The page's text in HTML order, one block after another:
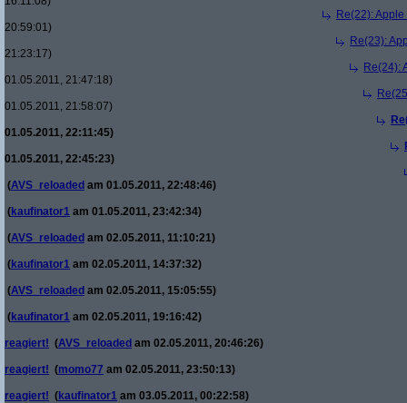
Re(22):
20:59:01)
Re(23):
21:23:17)
Re(24):
01.05.2011, 21:47:18)
01.05.2011, 21:58:07)
01.05.2011, 22:11:45)
01.05.2011, 22:45:23)
(AVS_reloaded am 01.05.2011, 22:48:46)
(kaufinator1 am 01.05.2011, 23:42:34)
(AVS_reloaded am 02.05.2011, 11:10:21)
(kaufinator1 am 02.05.2011, 14:37:32)
(AVS_reloaded am 02.05.2011, 15:05:55)
(kaufinator1 am 02.05.2011, 19:16:42)
reagiert! (AVS_reloaded am 02.05.2011, 20:46:26)
reagiert! (momo77 am 02.05.2011, 23:50:13)
reagiert! (kaufinator1 am 03.05.2011, 00:22:58)